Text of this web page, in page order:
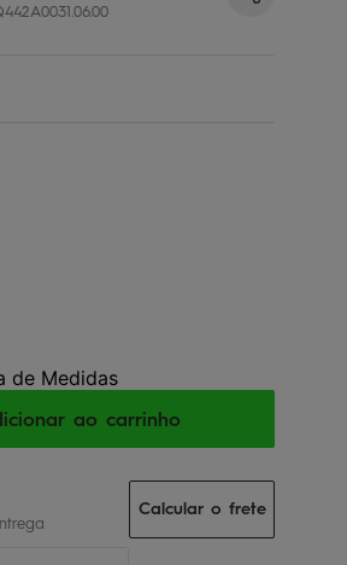
de Medidas
ao carrinho
Calcular o frete